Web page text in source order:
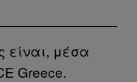
είναι, μέσα
Greece.